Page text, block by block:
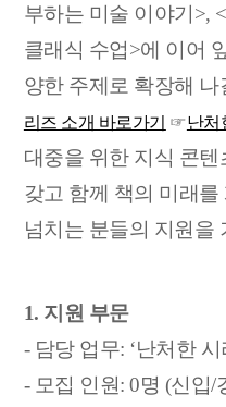
부하는 미술 이야기>,
클래식 수업>에 이어
양한 주제로 확장해
리즈 소개 바로가기
☞난처
대중을 위한 지식 콘텐
갖고 함께 책의 미래를
넘치는 분들의 지원을
1. 지원 부문
- 담당 업무: ‘난처한
- 모집 인원: 0명 (신입/